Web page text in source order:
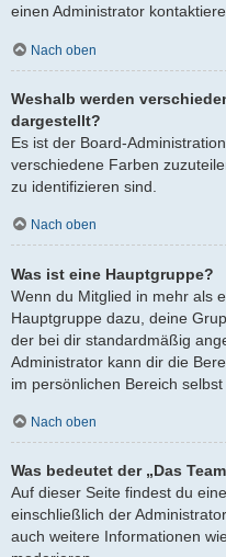
einen Administrator
Nach oben
Weshalb werden
dargestellt?
Es ist der Board-
verschiedene Farben
zu identifizieren sind.
Nach oben
Was ist eine Hauptgruppe?
Wenn du Mitglied in mehr als
Hauptgruppe dazu, deine
der bei dir standardmäßig
Administrator kann dir die
im persönlichen Bereich selbst
Nach oben
Was bedeutet der „Das
Auf dieser Seite findest du
einschließlich der
auch weitere Informationen